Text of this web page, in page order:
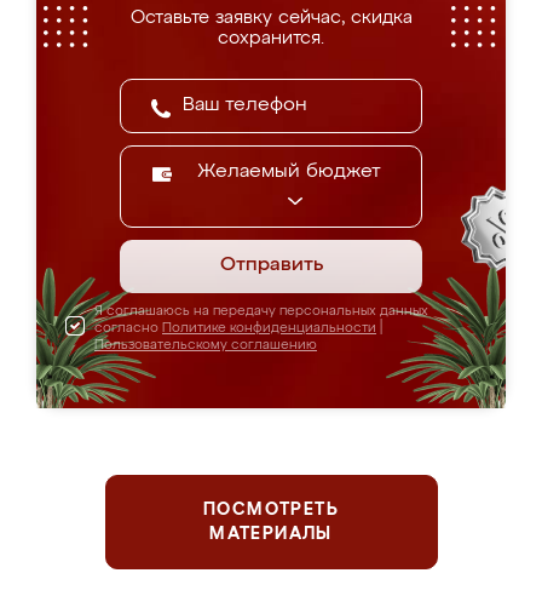
Оставьте заявку сейчас, скидка
сохранится.
Желаемый бюджет
Отправить
Я соглашаюсь на передачу персональных данных
согласно Политике конфиденциальности
Пользовательскому соглашению
ПОСМОТРЕТЬ
МАТЕРИАЛЫ